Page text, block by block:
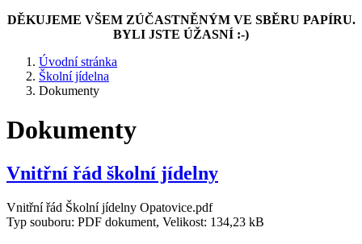
DĚKUJEME VŠEM ZÚČASTNĚNÝM VE SBĚRU PAPÍRU.
BYLI JSTE ÚŽASNÍ :-)
Úvodní stránka
Školní jídelna
Dokumenty
Dokumenty
Vnitřní řád školní jídelny
Vnitřní řád Školní jídelny Opatovice.pdf
Typ souboru: PDF dokument, Velikost: 134,23 kB